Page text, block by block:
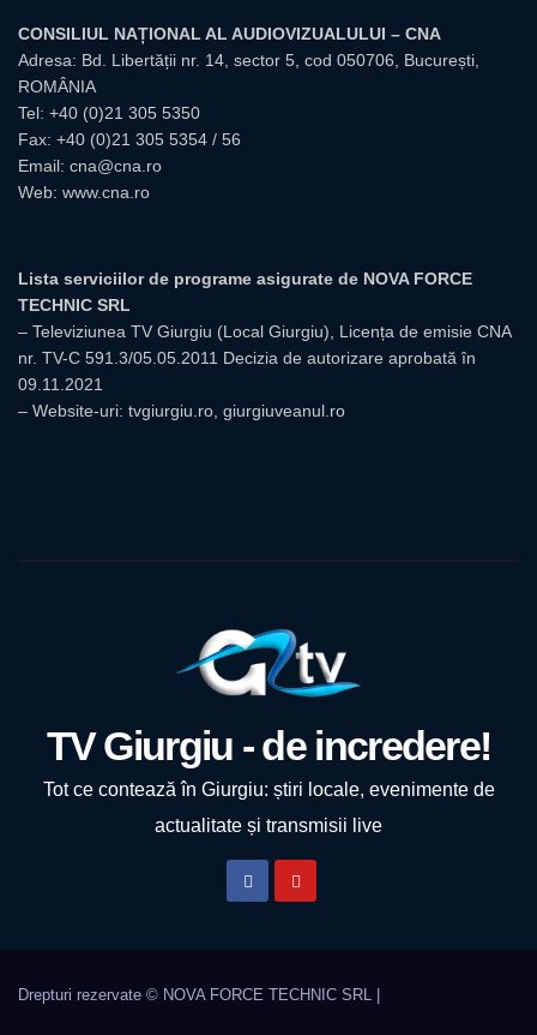
CONSILIUL NAȚIONAL AL AUDIOVIZUALULUI – CNA
Adresa: Bd. Libertății nr. 14, sector 5, cod 050706, București,
ROMÂNIA
Tel: +40 (0)21 305 5350
Fax: +40 (0)21 305 5354 / 56
Email: cna@cna.ro
Web: www.cna.ro
Lista serviciilor de programe asigurate de NOVA FORCE
TECHNIC SRL
– Televiziunea TV Giurgiu (Local Giurgiu), Licența de emisie CNA
nr. TV-C 591.3/05.05.2011 Decizia de autorizare aprobată în
09.11.2021
– Website-uri: tvgiurgiu.ro, giurgiuveanul.ro
TV Giurgiu - de incredere!
Tot ce contează în Giurgiu: știri locale, evenimente de
actualitate și transmisii live